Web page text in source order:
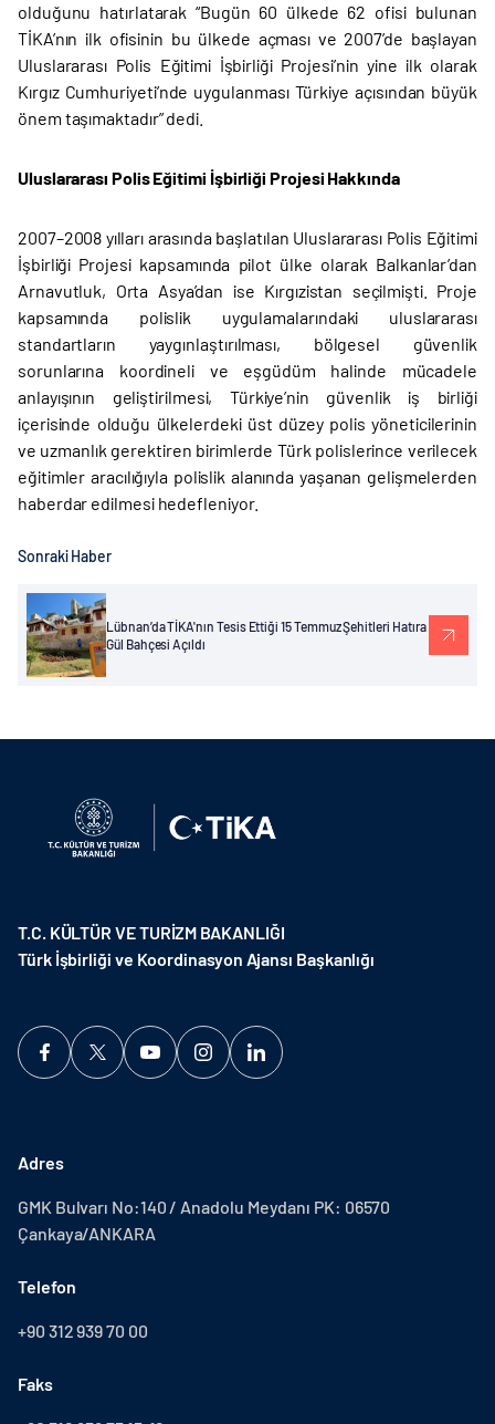
olduğunu hatırlatarak “Bugün 60 ülkede 62 ofisi bulunan
TİKA’nın ilk ofisinin bu ülkede açması ve 2007’de başlayan
Uluslararası Polis Eğitimi İşbirliği Projesi’nin yine ilk olarak
Kırgız Cumhuriyeti’nde uygulanması Türkiye açısından büyük
önem taşımaktadır” dedi.
Uluslararası Polis Eğitimi İşbirliği Projesi Hakkında
2007–2008 yılları arasında başlatılan Uluslararası Polis Eğitimi
İşbirliği Projesi kapsamında pilot ülke olarak Balkanlar’dan
Arnavutluk, Orta Asya’dan ise Kırgızistan seçilmişti. Proje
kapsamında polislik uygulamalarındaki uluslararası
standartların yaygınlaştırılması, bölgesel güvenlik
sorunlarına koordineli ve eşgüdüm halinde mücadele
anlayışının geliştirilmesi, Türkiye’nin güvenlik iş birliği
içerisinde olduğu ülkelerdeki üst düzey polis yöneticilerinin
ve uzmanlık gerektiren birimlerde Türk polislerince verilecek
eğitimler aracılığıyla polislik alanında yaşanan gelişmelerden
haberdar edilmesi hedefleniyor.
Sonraki Haber
Lübnan’da TİKA'nın Tesis Ettiği 15 Temmuz Şehitleri Hatıra
Gül Bahçesi Açıldı
T.C. KÜLTÜR VE TURİZM BAKANLIĞI
Türk İşbirliği ve Koordinasyon Ajansı Başkanlığı
Adres
GMK Bulvarı No:140 / Anadolu Meydanı PK: 06570
Çankaya/ANKARA
Telefon
+90 312 939 70 00
Faks